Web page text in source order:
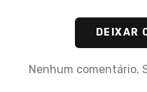
DEIXAR
Nenhum comentário.